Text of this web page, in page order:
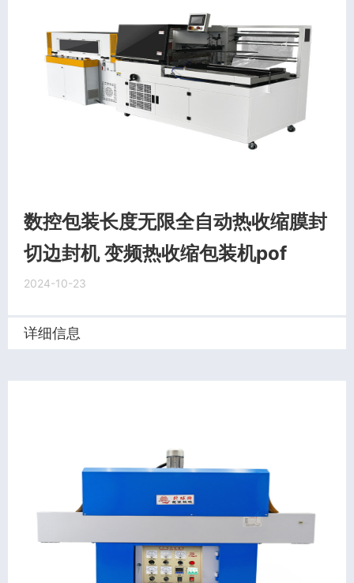
数控包装长度无限全自动热收缩膜封
切边封机 变频热收缩包装机pof
2024-10-23
详细信息